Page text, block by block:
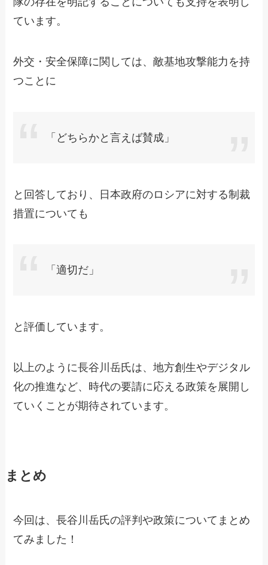
ています。
外交・安全保障に関しては、敵基地攻撃能力を持
つことに
「どちらかと言えば賛成」
と回答しており、日本政府のロシアに対する制裁
措置についても
「適切だ」
と評価しています。
以上のように長谷川岳氏は、地方創生やデジタル
化の推進など、時代の要請に応える政策を展開し
ていくことが期待されています。
まとめ
今回は、長谷川岳氏の評判や政策についてまとめ
てみました！